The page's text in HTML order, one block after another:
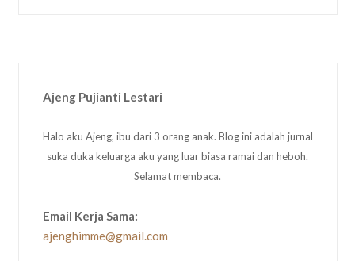
Ajeng Pujianti Lestari
Halo aku Ajeng, ibu dari 3 orang anak. Blog ini adalah jurnal
suka duka keluarga aku yang luar biasa ramai dan heboh.
Selamat membaca.
Email Kerja Sama:
ajenghimme@gmail.com